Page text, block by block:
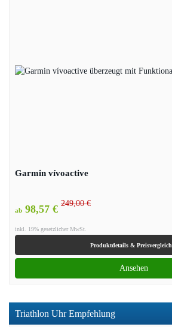
Garmin vívoactive
ab 98,57 € 249,00 €
inkl. 19% gesetzlicher MwSt.
Produktdetails & Preisvergleich
Ansehen
Triathlon Uhr Empfehlung